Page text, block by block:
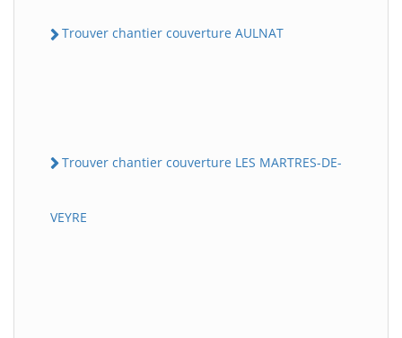
Trouver chantier couverture AULNAT
Trouver chantier couverture LES MARTRES-DE-
VEYRE